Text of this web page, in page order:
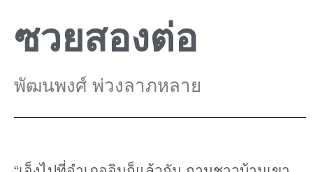
ซวยสองต่อ
พัฒนพงศ์ พ่วงลาภหลาย